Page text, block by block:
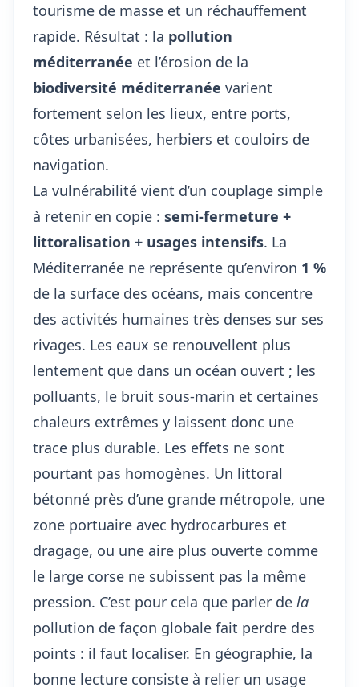
tourisme de masse et un réchauffement
rapide. Résultat : la pollution
méditerranée et l’érosion de la
biodiversité méditerranée varient
fortement selon les lieux, entre ports,
côtes urbanisées, herbiers et couloirs de
navigation.
La vulnérabilité vient d’un couplage simple
à retenir en copie : semi-fermeture +
littoralisation + usages intensifs. La
Méditerranée ne représente qu’environ 1 %
de la surface des océans, mais concentre
des activités humaines très denses sur ses
rivages. Les eaux se renouvellent plus
lentement que dans un océan ouvert ; les
polluants, le bruit sous-marin et certaines
chaleurs extrêmes y laissent donc une
trace plus durable. Les effets ne sont
pourtant pas homogènes. Un littoral
bétonné près d’une grande métropole, une
zone portuaire avec hydrocarbures et
dragage, ou une aire plus ouverte comme
le large corse ne subissent pas la même
pression. C’est pour cela que parler de la
pollution de façon globale fait perdre des
points : il faut localiser. En géographie, la
bonne lecture consiste à relier un usage